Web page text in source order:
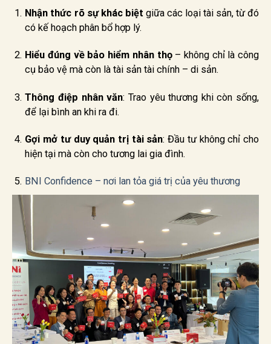
Nhận thức rõ sự khác biệtgiữa các loại tài sản, từ đó
có kế hoạch phân bổ hợp lý.
Hiểu đúng về bảo hiểm nhân thọ– không chỉ là công
cụ bảo vệ mà còn là tài sản tài chính – di sản.
Thông điệp nhân văn: Trao yêu thương khi còn sống,
để lại bình an khi ra đi.
Gợi mở tư duy quản trị tài sản: Đầu tư không chỉ cho
hiện tại mà còn cho tương lai gia đình.
BNI Confidence – nơi lan tỏa giá trị của yêu thương